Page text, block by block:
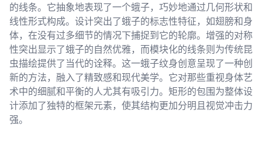
的线条。它抽象地表现了一个蛾子，巧妙地通过几何形状和
线性形式构成。设计突出了蛾子的标志性特征，如翅膀和身
体，在没有过多细节的情况下捕捉到它的轮廓。增强的对称
性突出显示了蛾子的自然优雅，而模块化的线条则为传统昆
虫描绘提供了当代的诠释。这一蛾子纹身创意呈现了一种创
新的方法，融入了精致感和现代美学。它对那些重视身体艺
术中的细腻和平衡的人尤其有吸引力。矩形的包围为整体设
计添加了独特的框架元素，使其结构更加分明且视觉冲击力
强。